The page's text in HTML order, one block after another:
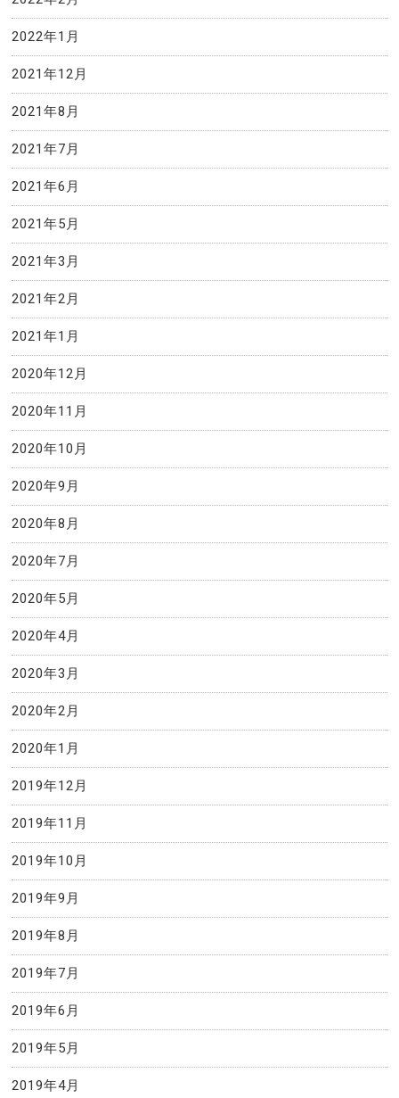
2022年1月
2021年12月
2021年8月
2021年7月
2021年6月
2021年5月
2021年3月
2021年2月
2021年1月
2020年12月
2020年11月
2020年10月
2020年9月
2020年8月
2020年7月
2020年5月
2020年4月
2020年3月
2020年2月
2020年1月
2019年12月
2019年11月
2019年10月
2019年9月
2019年8月
2019年7月
2019年6月
2019年5月
2019年4月